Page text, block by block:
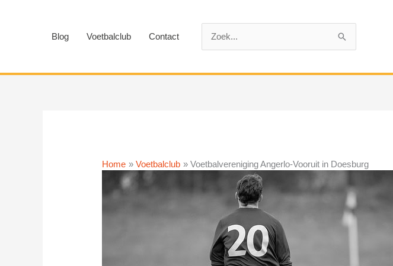
Blog Voetbalclub Contact
Home Voetbalclub Voetbalvereniging Angerlo-Vooruit in Doesburg